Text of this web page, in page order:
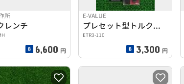
所
レンチ
6,600 円
E-VALUE
プレセット型トルクレンチ
ETR3-110
3,300 円